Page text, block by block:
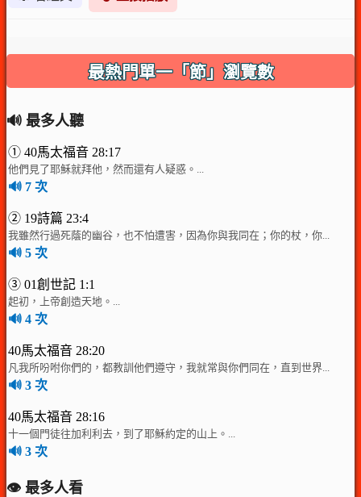
最熱門單一「節」瀏覽數
🔊 最多人聽
① 40馬太福音 28:17
他們見了耶穌就拜他，然而還有人疑惑。...
🔊 7 次
② 19詩篇 23:4
我雖然行過死蔭的幽谷，也不怕遭害，因為你與我同在；你的杖，你...
🔊 5 次
③ 01創世記 1:1
起初，上帝創造天地。...
🔊 4 次
40馬太福音 28:20
凡我所吩咐你們的，都教訓他們遵守，我就常與你們同在，直到世界...
🔊 3 次
40馬太福音 28:16
十一個門徒往加利利去，到了耶穌約定的山上。...
🔊 3 次
👁️ 最多人看